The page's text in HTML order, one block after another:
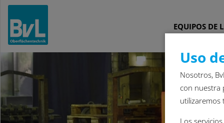
EQUIPOS DE
Uso
Nosotros,
con nuestra
utilizaremos